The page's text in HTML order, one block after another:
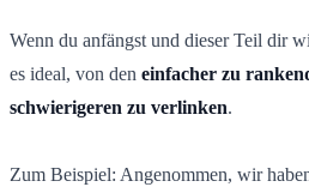
Wenn du anfängst und dieser Teil dir
es ideal, von den einfacher zu
schwierigeren zu verlinken.
Zum Beispiel: Angenommen, wir